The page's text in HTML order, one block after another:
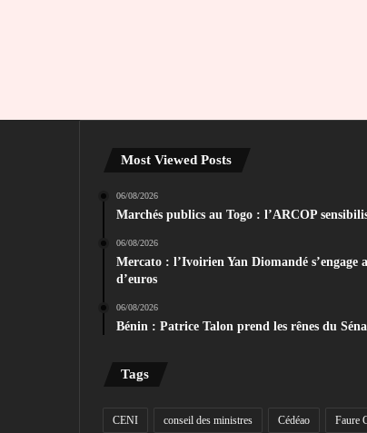
Most Viewed Posts
06/08/2026
Marchés publics au Togo : l’ARCOP
06/08/2026
Mercato : l’Ivoirien Yan Diomandé
d’euros
06/08/2026
Bénin : Patrice Talon prend les rênes du
Tags
CENI conseil des ministres Cédéao Faure